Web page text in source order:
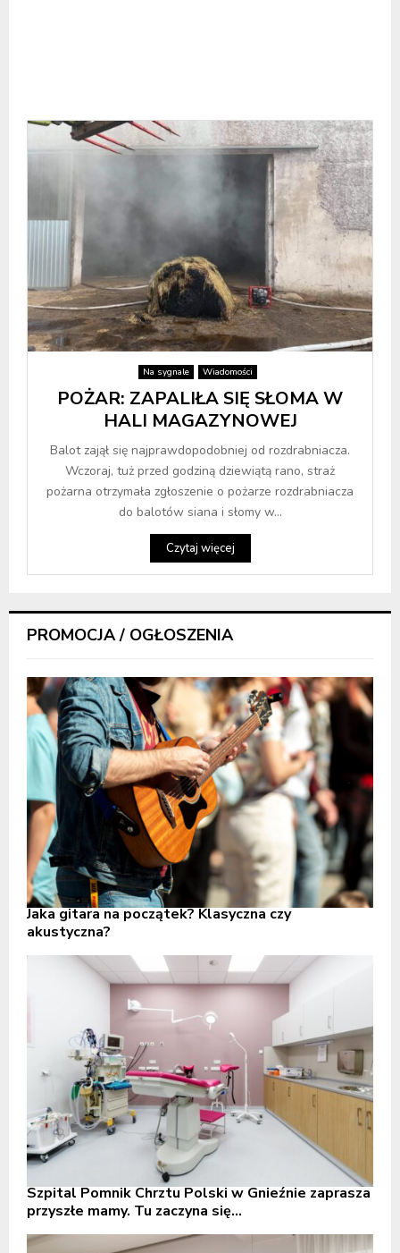
Na sygnale Wiadomości
POŻAR: ZAPALIŁA SIĘ SŁOMA W
HALI MAGAZYNOWEJ
Balot zajął się najprawdopodobniej od rozdrabniacza.
Wczoraj, tuż przed godziną dziewiątą rano, straż
pożarna otrzymała zgłoszenie o pożarze rozdrabniacza
do balotów siana i słomy w...
Czytaj więcej
PROMOCJA / OGŁOSZENIA
Jaka gitara na początek? Klasyczna czy
akustyczna?
Szpital Pomnik Chrztu Polski w Gnieźnie zaprasza
przyszłe mamy. Tu zaczyna się...